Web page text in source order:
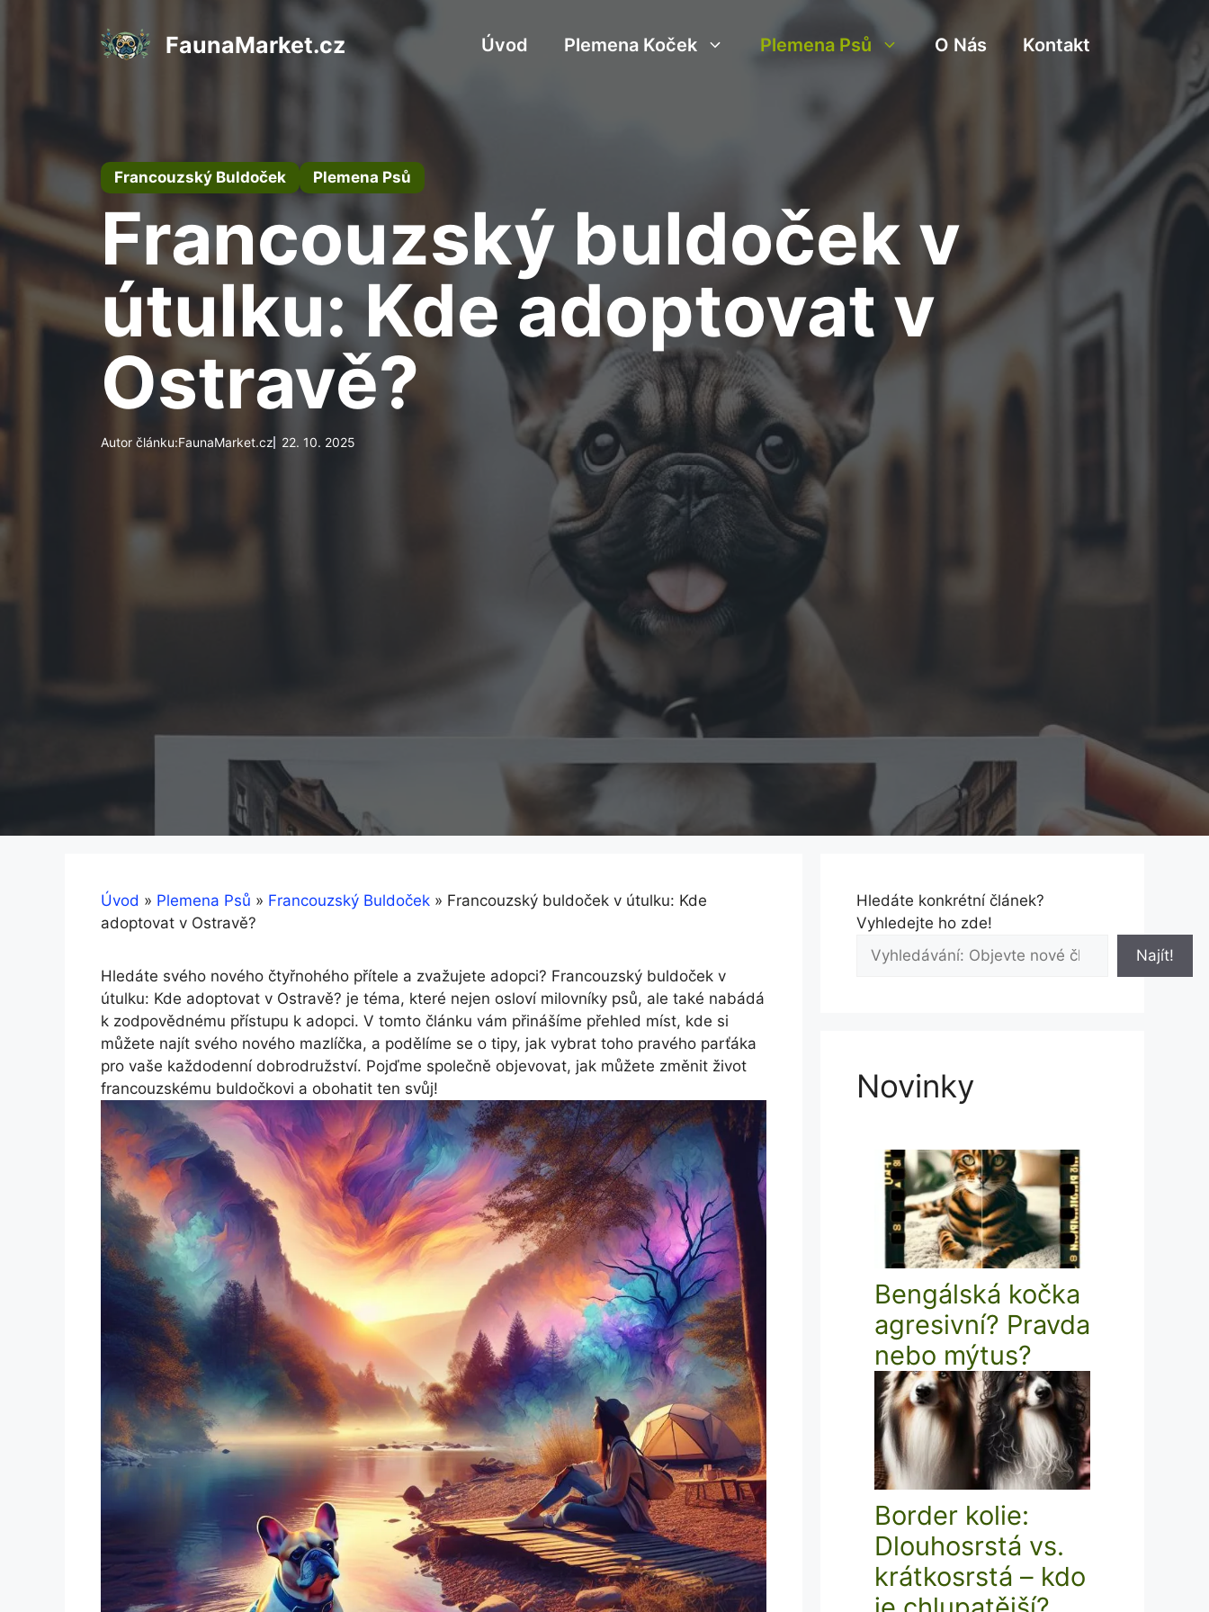
FaunaMarket.cz Úvod Plemena Koček Plemena Psů O Nás Kontakt
Francouzský Buldoček Plemena Psů
Francouzský buldoček v
útulku: Kde adoptovat v
Ostravě?
Autor článku:FaunaMarket.cz 22. 10. 2025
Úvod » Plemena Psů » Francouzský Buldoček » Francouzský buldoček v útulku: Kde
adoptovat v Ostravě?
Hledáte svého nového čtyřnohého přítele‌ a zvažujete adopci? Francouzský‌ buldoček v
útulku: Kde⁢ adoptovat v⁢ Ostravě? je téma, které nejen osloví milovníky⁤ psů, ale také nabádá
k zodpovědnému ⁣přístupu k adopci. ⁣V tomto článku vám přinášíme přehled⁤ míst, kde si
‍můžete‌ najít svého nového mazlíčka, a podělíme se o ⁢tipy, jak vybrat toho pravého parťáka
pro vaše ⁤každodenní dobrodružství. Pojďme společně⁤ objevovat,‍ jak můžete změnit život​
francouzskému ⁢buldočkovi a⁤ obohatit ten svůj!
Hledáte konkrétní článek?
Vyhledejte ho zde!
Najít!
Novinky
Bengálská kočka
agresivní? Pravda
nebo mýtus?
Border kolie:
Dlouhosrstá vs.
krátkosrstá – kdo